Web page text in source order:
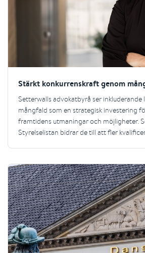
Stärkt konkurrenskraft genom
Setterwalls advokatbyrå ser inkluderande
mångfald som en strategisk investering
framtidens utmaningar och möjligheter.
Styrelselistan bidrar de till att fler